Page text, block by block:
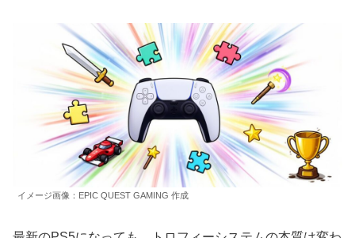
イメージ画像：EPIC QUEST GAMING 作成